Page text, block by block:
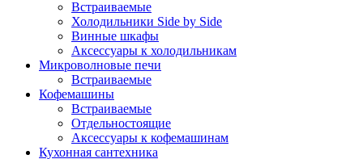
Встраиваемые
Холодильники Side by Side
Винные шкафы
Аксессуары к холодильникам
Микроволновые печи
Встраиваемые
Кофемашины
Встраиваемые
Отдельностоящие
Аксессуары к кофемашинам
Кухонная сантехника